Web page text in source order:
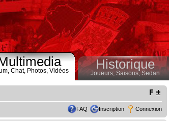
Chat, Photos, Vidéos Historique
Joueurs, Saisons,Sedan
FAQ Inscription Connexion